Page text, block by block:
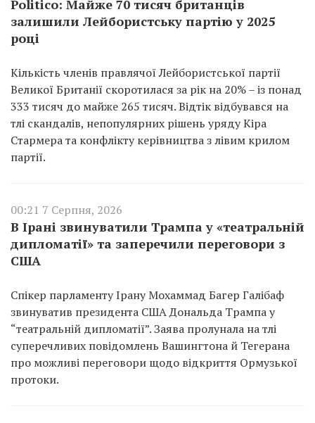
Politico: Майже 70 тисяч британців
залишили Лейбористську партію у 2025
році
Кількість членів правлячої Лейбористської партії
Великої Британії скоротилася за рік на 20% – із понад
333 тисяч до майже 265 тисяч. Відтік відбувався на
тлі скандалів, непопулярних рішень уряду Кіра
Стармера та конфлікту керівництва з лівим крилом
партії.
00:21 7 Серпня, 2026
В Ірані звинуватили Трампа у «театральній
дипломатії» та заперечили переговори з
США
Спікер парламенту Ірану Мохаммад Багер Галібаф
звинуватив президента США Дональда Трампа у
“театральній дипломатії”. Заява пролунала на тлі
суперечливих повідомлень Вашингтона й Тегерана
про можливі переговори щодо відкриття Ормузької
протоки.